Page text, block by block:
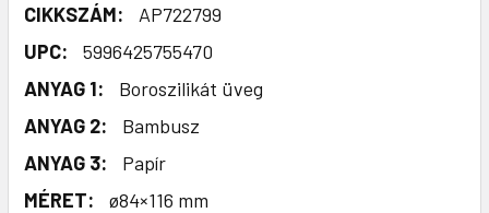
CIKKSZÁM:
AP722799
UPC:
5996425755470
ANYAG 1:
Boroszilikát üveg
ANYAG 2:
Bambusz
ANYAG 3:
Papír
MÉRET:
ø84×116 mm